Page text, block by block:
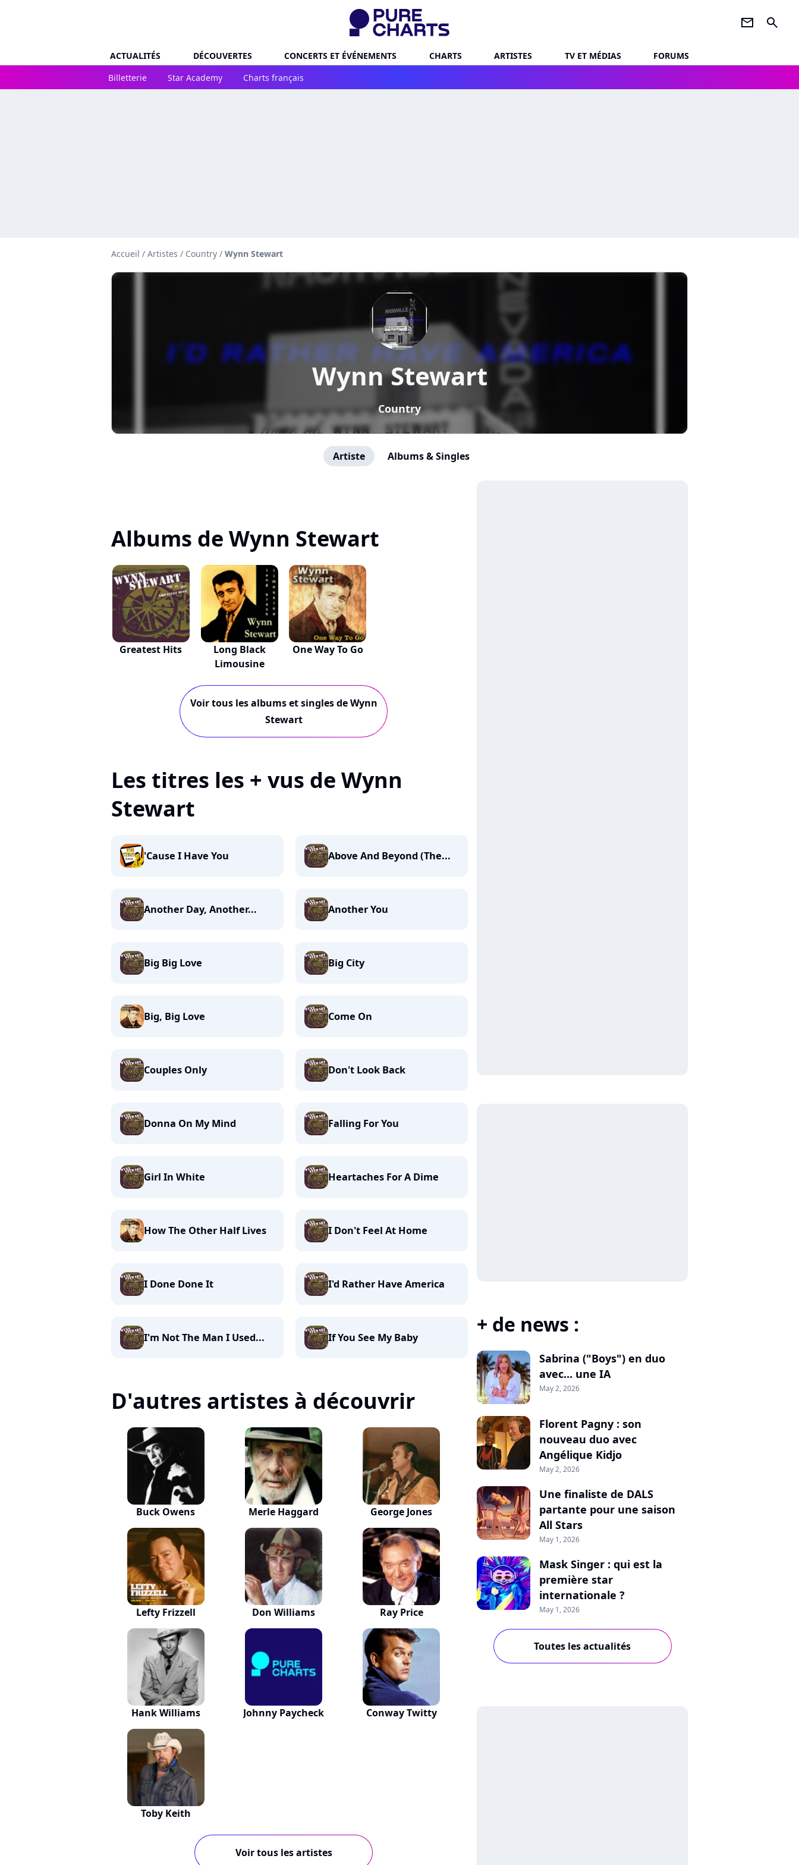
newsletter search
ACTUALITÉS DÉCOUVERTES CONCERTS ET ÉVÉNEMENTS CHARTS ARTISTES TV ET MÉDIAS
FORUMS
Billetterie
Star Academy Charts français
Accueil / Artistes / Country / Wynn Stewart
Wynn Stewart
Country
Artiste Albums & Singles
Albums de Wynn Stewart
Greatest Hits
Long Black
Limousine
One Way To Go
Voir tous les albums et singles de Wynn
Stewart
Les titres les + vus de Wynn
Stewart
'Cause I Have You Above And Beyond (The...
Another Day, Another... Another You
Big Big Love Big City
Big, Big Love Come On
Couples Only Don't Look Back
Donna On My Mind Falling For You
Girl In White Heartaches For A Dime
How The Other Half Lives I Don't Feel At Home
I Done Done It I'd Rather Have America
I'm Not The Man I Used... If You See My Baby
D'autres artistes à découvrir
Buck Owens Merle Haggard George Jones
Lefty Frizzell Don Williams Ray Price
Hank Williams Johnny Paycheck Conway Twitty
Toby Keith
Voir tous les artistes
+ de news :
Sabrina ("Boys") en duo
avec... une IA
May 2, 2026
Florent Pagny : son
nouveau duo avec
Angélique Kidjo
May 2, 2026
Une finaliste de DALS
partante pour une saison
All Stars
May 1, 2026
Mask Singer : qui est la
première star
internationale ?
May 1, 2026
Toutes les actualités